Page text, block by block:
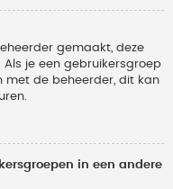
gemaakt, deze
je een gebruikersgroep
met de beheerder, dit kan
in een andere